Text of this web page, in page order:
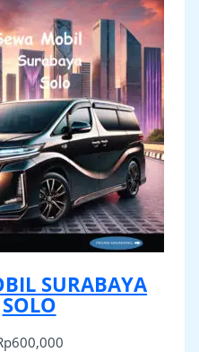
SURABAYA
SOLO
600,000